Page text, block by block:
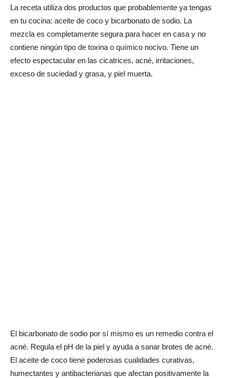
La receta utiliza dos productos que probablemente ya tengas
en tu cocina: aceite de coco y bicarbonato de sodio. La
mezcla es completamente segura para hacer en casa y no
contiene ningún tipo de toxina o químico nocivo. Tiene un
efecto espectacular en las cicatrices, acné, irritaciones,
exceso de suciedad y grasa, y piel muerta.
El bicarbonato de sodio por sí mismo es un remedio contra el
acné. Regula el pH de la piel y ayuda a sanar brotes de acné.
El aceite de coco tiene poderosas cualidades curativas,
humectantes y antibacterianas que afectan positivamente la